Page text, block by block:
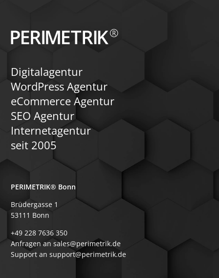
Digitalagentur
WordPress Agentur
eCommerce Agentur
SEO Agentur
Internetagentur
seit 2005
PERIMETRIK® Bonn
Brüdergasse 1
53111 Bonn
+49 228 7636 350
Anfragen an sales@perimetrik.de
Support an support@perimetrik.de